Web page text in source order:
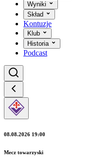
Wyniki
Skład
Kontuzje
Klub
Historia
Podcast
08.08.2026 19:00
Mecz towarzyski